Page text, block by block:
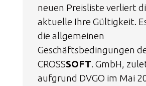
neuen Preisliste verliert
aktuelle Ihre Gültigkeit.
die allgemeinen
Geschäftsbedingungen
CROSSSOFT. GmbH,
aufgrund DVGO im Mai